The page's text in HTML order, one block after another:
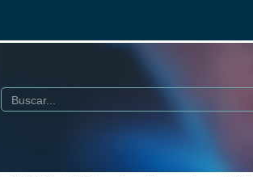
Buscar